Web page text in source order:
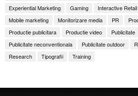
Experiential Marketing
Gaming Interactive Retail
Mobile marketing
Monitorizare media PR
Productie publicitara
Productie video Publicitate
Publicitate neconventionala
Publicitate outdoor
Research
Tipografii Training